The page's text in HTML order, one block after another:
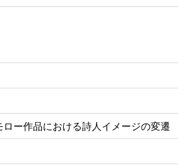
ロー作品における詩人イメージの変遷